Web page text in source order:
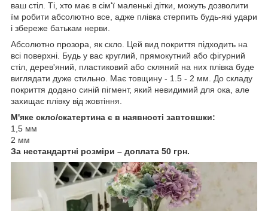
ваш стіл. Ті, хто має в сім'ї маленькі дітки, можуть дозволити
їм робити абсолютно все, адже плівка стерпить будь-які удари
і збереже батькам нерви.
Абсолютно прозора, як скло. Цей вид покриття підходить на
всі поверхні. Будь у вас круглий, прямокутний або фігурний
стіл, дерев'яний, пластиковий або скляний на них плівка буде
виглядати дуже стильно. Має товщину - 1.5 - 2 мм. До складу
покриття додано синій пігмент, який невидимий для ока, але
захищає плівку від жовтіння.
М'яке скло/скатертина є в наявності завтовшки:
1,5 мм
2 мм
За нестандартні розміри – доплата 50 грн.